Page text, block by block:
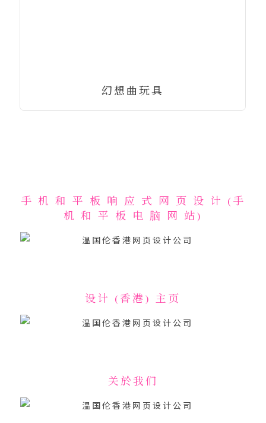
幻想曲玩具
手 机 和 平 板 响 应 式 网 页 设 计 (手
机 和 平 板 电 脑 网 站)
设计 (香港) 主页
关於我们